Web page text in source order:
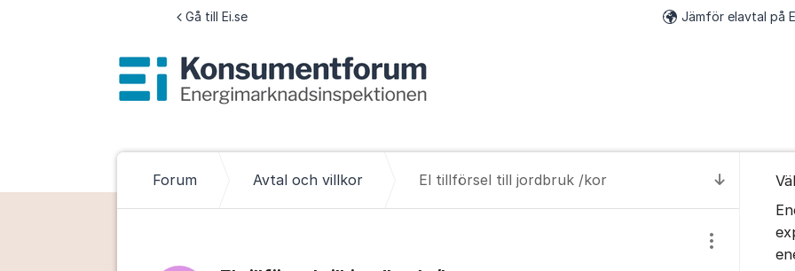
Gå till Ei.se Jämför elavtal på
Till
Forum Avtal och villkor El tillförsel till jordbruk /kor
Visa/dölj